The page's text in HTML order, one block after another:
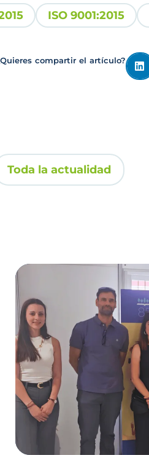
ISO 9001:2015
compartir el artículo?
Toda la actualidad